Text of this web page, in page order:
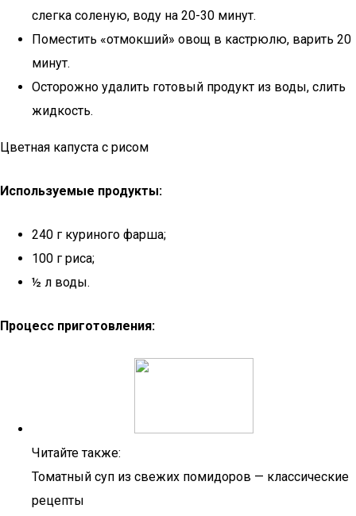
слегка соленую, воду на 20-30 минут.
Поместить «отмокший» овощ в кастрюлю, варить 20
минут.
Осторожно удалить готовый продукт из воды, слить
жидкость.
Цветная капуста с рисом
Используемые продукты:
240 г куриного фарша;
100 г риса;
½ л воды.
Процесс приготовления:
Читайте также:
Томатный суп из свежих помидоров — классические
рецепты